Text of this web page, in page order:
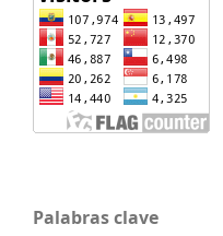
Palabras clave